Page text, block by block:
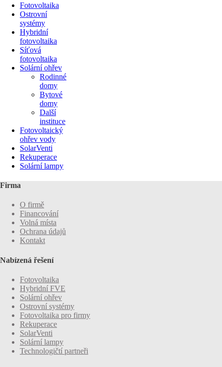
Fotovoltaika
Ostrovní
systémy
Hybridní
fotovoltaika
Síťová
fotovoltaika
Solární ohřev
Rodinné
domy
Bytové
domy
Další
instituce
Fotovoltaický
ohřev vody
SolarVenti
Rekuperace
Solární lampy
Firma
O firmě
Financování
Volná místa
Ochrana údajů
Kontakt
Nabízená řešení
Fotovoltaika
Hybridní FVE
Solární ohřev
Ostrovní systémy
Fotovoltaika pro firmy
Rekuperace
SolarVenti
Solární lampy
Technologičtí partneři